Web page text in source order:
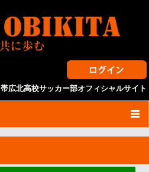
帯広北高校サッカー部オフィシャルサイト